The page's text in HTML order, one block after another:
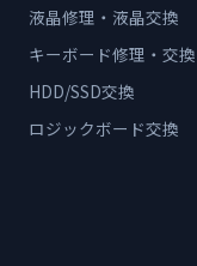
液晶修理・液晶交換
キーボード修理・交換
HDD/SSD交換
ロジックボード交換